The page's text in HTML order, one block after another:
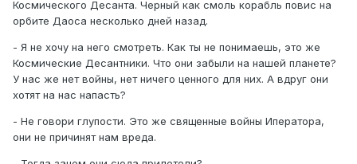
Космического Десанта. Черный как смоль корабль повис на
орбите Даоса несколько дней назад.
- Я не хочу на него смотреть. Как ты не понимаешь, это же
Космические Десантники. Что они забыли на нашей планете?
У нас же нет войны, нет ничего ценного для них. А вдруг они
хотят на нас напасть?
- Не говори глупости. Это же священные войны Иператора,
они не причинят нам вреда.